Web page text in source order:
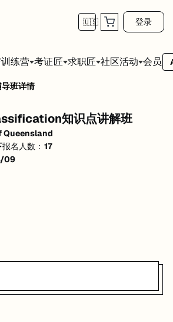
🇺🇸 登录
练营 考证匠 求职匠 社区活动 会员
训课程和Workshop，帮助学员掌握实用技能
导班详情
知识点讲解班
报名人数： 17
09